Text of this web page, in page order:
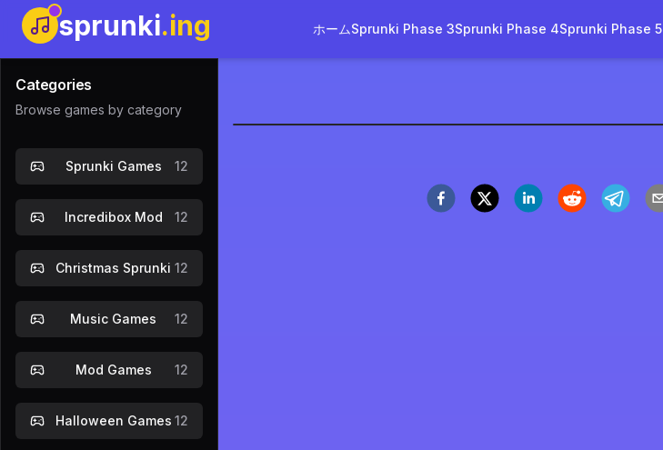
sprunki.ing ホームSprunki Phase 3Sprunki Phase 4Sprunki Phase 5
Categories
Browse games by category
Sprunki Games 12
Incredibox Mod 12
Christmas Sprunki 12
Music Games 12
Mod Games 12
Halloween Games 12
今すぐプレイ